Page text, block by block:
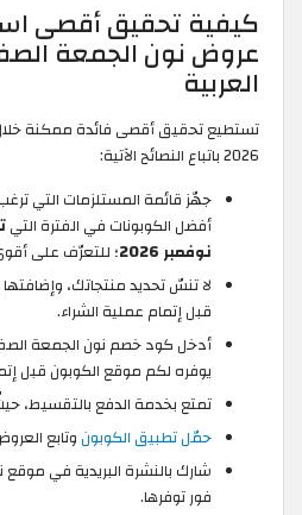
تحقيق أقصى استفادة
الجمعة الصفراء في
أقصى فائدة ممكنة خلال خصومات
قائمة المستلزمات التي ترغب بشرائها
الكوبونات في الفترة التي
؛ للتعرّف على أقوى الخصومات.
تحديد منتجاتك، وإضافتها إلى سلة
إتمام عملية الشراء.
كود خصم نون الجمعة الصفراء 2026
"AUC244"
لكم موقع الكوبون قبل إتمام الدفع.
بخدمة الدفع بالتقسيط، حيثُ أنّ الفائدة
تطبيق الكوبونوتابع العروض من خلاله.
بالنشرة البريدية في موقع نون للحصول